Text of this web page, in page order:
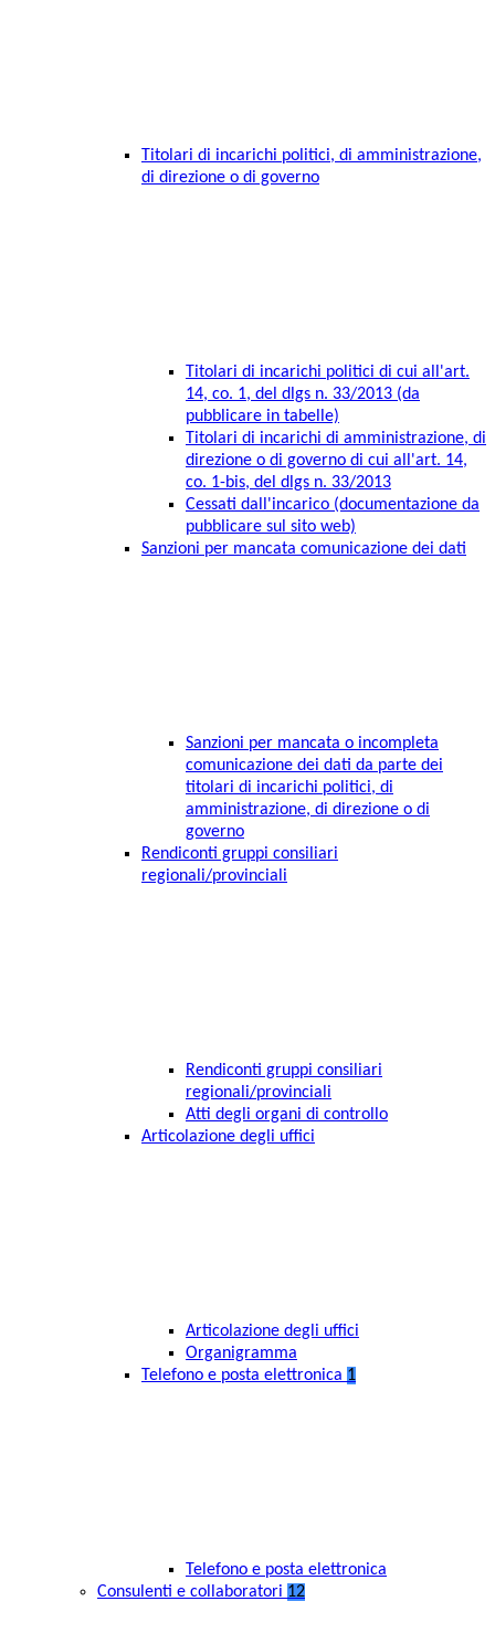
Titolari di incarichi politici, di amministrazione,
di direzione o di governo
Titolari di incarichi politici di cui all'art.
14, co. 1, del dlgs n. 33/2013 (da
pubblicare in tabelle)
Titolari di incarichi di amministrazione, di
direzione o di governo di cui all'art. 14,
co. 1-bis, del dlgs n. 33/2013
Cessati dall'incarico (documentazione da
pubblicare sul sito web)
Sanzioni per mancata comunicazione dei dati
Sanzioni per mancata o incompleta
comunicazione dei dati da parte dei
titolari di incarichi politici, di
amministrazione, di direzione o di
governo
Rendiconti gruppi consiliari
regionali/provinciali
Rendiconti gruppi consiliari
regionali/provinciali
Atti degli organi di controllo
Articolazione degli uffici
Articolazione degli uffici
Organigramma
Telefono e posta elettronica 1
Telefono e posta elettronica
Consulenti e collaboratori 12